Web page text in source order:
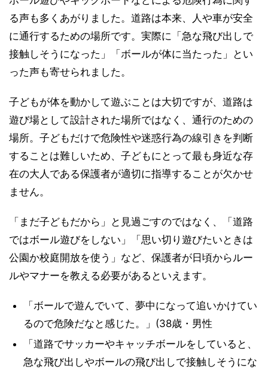
る声も多くあがりました。道路は本来、人や車が安全
に通行するための場所です。実際に「急な飛び出しで
接触しそうになった」「ボールが体に当たった」とい
った声も寄せられました。
子どもが体を動かして遊ぶことは大切ですが、道路は
遊び場として設計された場所ではなく、通行のための
場所。子どもだけで危険性や迷惑行為の線引きを判断
することは難しいため、子どもにとって最も身近な存
在の大人である保護者が適切に指導することが欠かせ
ません。
「まだ子どもだから」と見過ごすのではなく、「道路
ではボール遊びをしない」「思い切り遊びたいときは
公園か校庭開放を使う」など、保護者が日頃からルー
ルやマナーを教える必要があるといえます。
「ボールで遊んでいて、夢中になって追いかけてい
るので危険だなと感じた。」(38歳・男性
「道路でサッカーやキャッチボールをしていると、
急な飛び出しやボールの飛び出しで接触しそうにな